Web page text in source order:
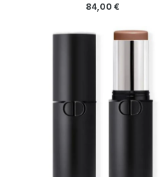
84,00€